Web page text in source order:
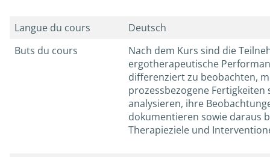
Langue du cours
Deutsch
Buts du cours
Nach dem Kurs sind die
ergotherapeutische
differenziert zu beobachten,
prozessbezogene Fertigkeiten
analysieren, ihre
dokumentieren sowie daraus
Therapieziele und